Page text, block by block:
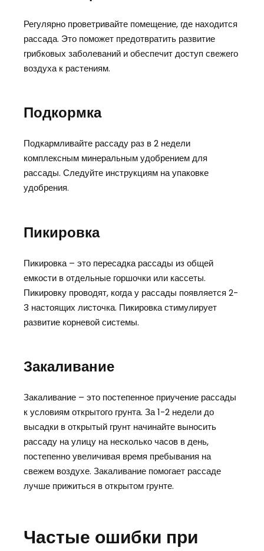
Регулярно проветривайте помещение, где находится
рассада. Это поможет предотвратить развитие
грибковых заболеваний и обеспечит доступ свежего
воздуха к растениям.
Подкормка
Подкармливайте рассаду раз в 2 недели
комплексным минеральным удобрением для
рассады. Следуйте инструкциям на упаковке
удобрения.
Пикировка
Пикировка – это пересадка рассады из общей
емкости в отдельные горшочки или кассеты.
Пикировку проводят, когда у рассады появляется 2-
3 настоящих листочка. Пикировка стимулирует
развитие корневой системы.
Закаливание
Закаливание – это постепенное приучение рассады
к условиям открытого грунта. За 1-2 недели до
высадки в открытый грунт начинайте выносить
рассаду на улицу на несколько часов в день,
постепенно увеличивая время пребывания на
свежем воздухе. Закаливание помогает рассаде
лучше прижиться в открытом грунте.
Частые ошибки при